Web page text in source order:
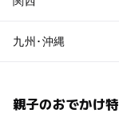
九州･沖縄
親子のおでかけ